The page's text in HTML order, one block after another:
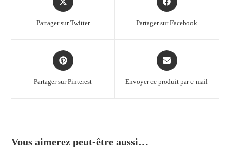
Partager sur Twitter Partager sur Facebook
Partager sur Pinterest Envoyer ce produit par e-mail
Vous aimerez peut-être aussi…